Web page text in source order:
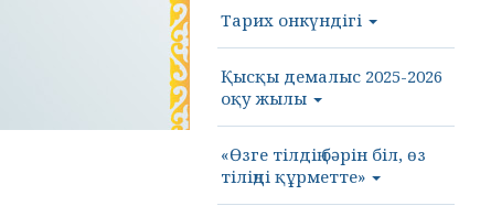
Тарих онкүндігі
Қысқы демалыс 2025-2026
оқу жылы
«Өзге тілдің бәрін біл, өз
тіліңді құрметте»